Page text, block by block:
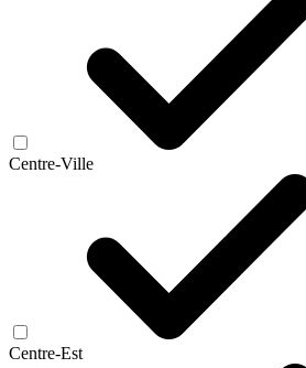
Centre-Ville
Centre-Est